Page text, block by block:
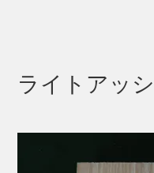
ライトアッ